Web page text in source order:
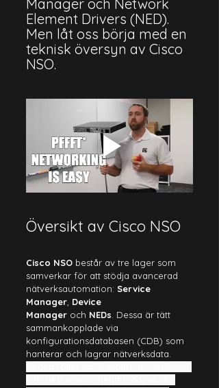
Manager och Network
Element Drivers (NED).
Men låt oss börja med en
teknisk översyn av Cisco
NSO.
Översikt av Cisco NSO
Cisco NSO består av tre lager som
samverkar för att stödja avancerad
nätverksautomation: Service
Manager, Device
Manager och NEDs. Dessa är tätt
sammankopplade via
konfigurationsdatabasen (CDB) som
hanterar och lagrar nätverksdata.